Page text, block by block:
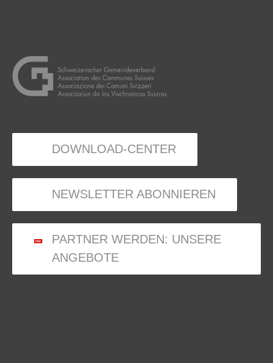
DOWNLOAD-CENTER
NEWSLETTER ABONNIEREN
PARTNER WERDEN: UNSERE
ANGEBOTE